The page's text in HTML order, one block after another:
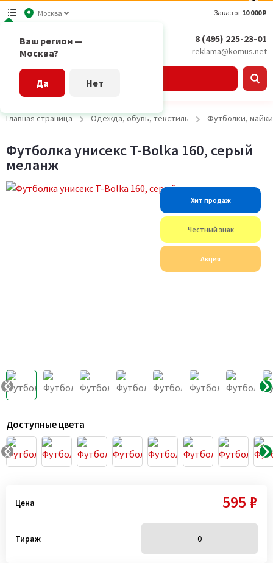
Москва
Ваш регион —
Москва?
Да Нет
Заказ от 10 000 ₽
8 (495) 225-23-01
reklama@komus.net
Главная страница Одежда, обувь, текстиль Футболки, майки
Футболка унисекс T-Bolka 160, серый
меланж
Хит продаж
Честный знак
Акция
Доступные цвета
Цена 595 ₽
Тираж